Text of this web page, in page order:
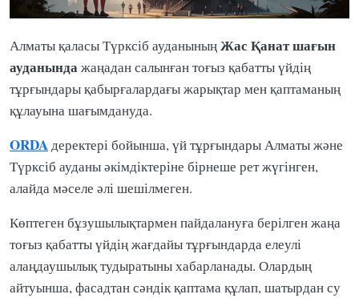
Алматы қаласы Түрксіб ауданыныңЖас Қанатшағын
ауданындажаңадан салынған тоғыз қабатты үйдің
тұрғындары қабырғалардағы жарықтар мен қаптаманың
құлауына шағымдануда.
ORDAдеректері бойынша, үй тұрғындары Алматы және
Түрксіб ауданы әкімдіктеріне бірнеше рет жүгінген,
алайда мәселе әлі шешілмеген.
Көптеген бұзушылықтармен пайдалануға берілген жаңа
тоғыз қабатты үйдің жағдайы тұрғындарда елеулі
алаңдаушылық тудыратыны хабарланады. Олардың
айтуынша, фасадтан сәндік қаптама құлап, шатырдан су